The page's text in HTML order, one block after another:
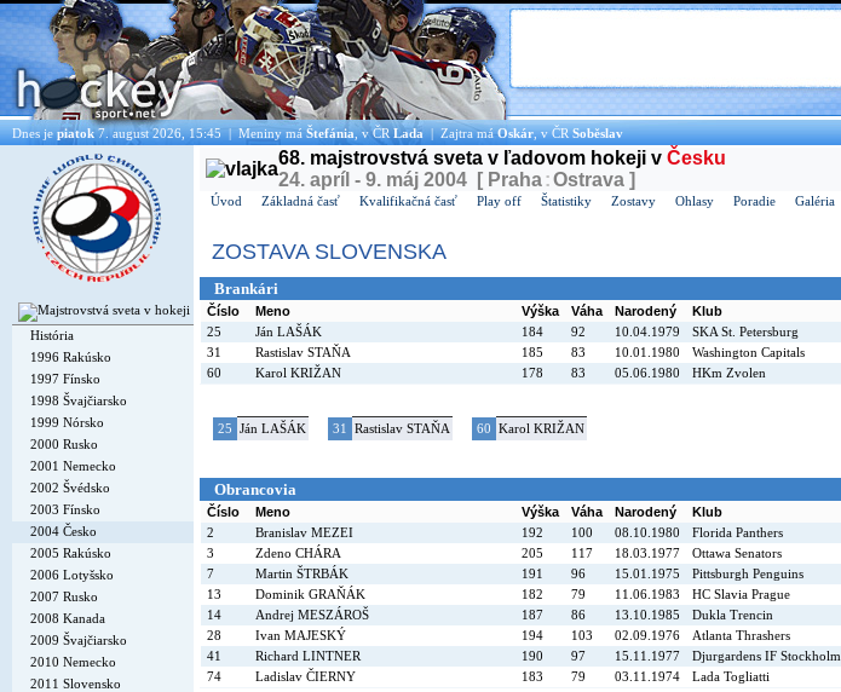
Dnes jepiatok7. august 2026, 15:45 | Meniny máŠtefánia, v ČRLada| Zajtra máOskár, v ČRSoběslav
História
1996 Rakúsko
1997 Fínsko
1998 Švajčiarsko
1999 Nórsko
2000 Rusko
2001 Nemecko
2002 Švédsko
2003 Fínsko
2004 Česko
2005 Rakúsko
2006 Lotyšsko
2007 Rusko
2008 Kanada
2009 Švajčiarsko
2010 Nemecko
2011 Slovensko
68. majstrovstvá sveta v ľadovom hokeji v Česku
24. apríl - 9. máj 2004 [ Praha:Ostrava ]
Úvod Základná časť Kvalifikačná časť Play off Štatistiky Zostavy Ohlasy Poradie Galéria
ZOSTAVA SLOVENSKA
Brankári
Číslo Meno Výška Váha Narodený Klub
25
Ján LAŠÁK 184 92 10.04.1979 SKA St. Petersburg
31
Rastislav STAŇA 185 83 10.01.1980 Washington Capitals
60
Karol KRIŽAN 178 83 05.06.1980 HKm Zvolen
25 Ján LAŠÁK 31 Rastislav STAŇA 60 Karol KRIŽAN
Obrancovia
Číslo Meno Výška Váha Narodený Klub
2
Branislav MEZEI 192 100 08.10.1980 Florida Panthers
3
Zdeno CHÁRA 205 117 18.03.1977 Ottawa Senators
7
Martin ŠTRBÁK 191 96 15.01.1975 Pittsburgh Penguins
13
Dominik GRAŇÁK 182 79 11.06.1983 HC Slavia Prague
14
Andrej MESZÁROŠ 187 86 13.10.1985 Dukla Trencin
28
Ivan MAJESKÝ 194 103 02.09.1976 Atlanta Thrashers
41
Richard LINTNER 190 97 15.11.1977 Djurgardens IF Stockholm
74
Ladislav ČIERNY 183 79 03.11.1974 Lada Togliatti